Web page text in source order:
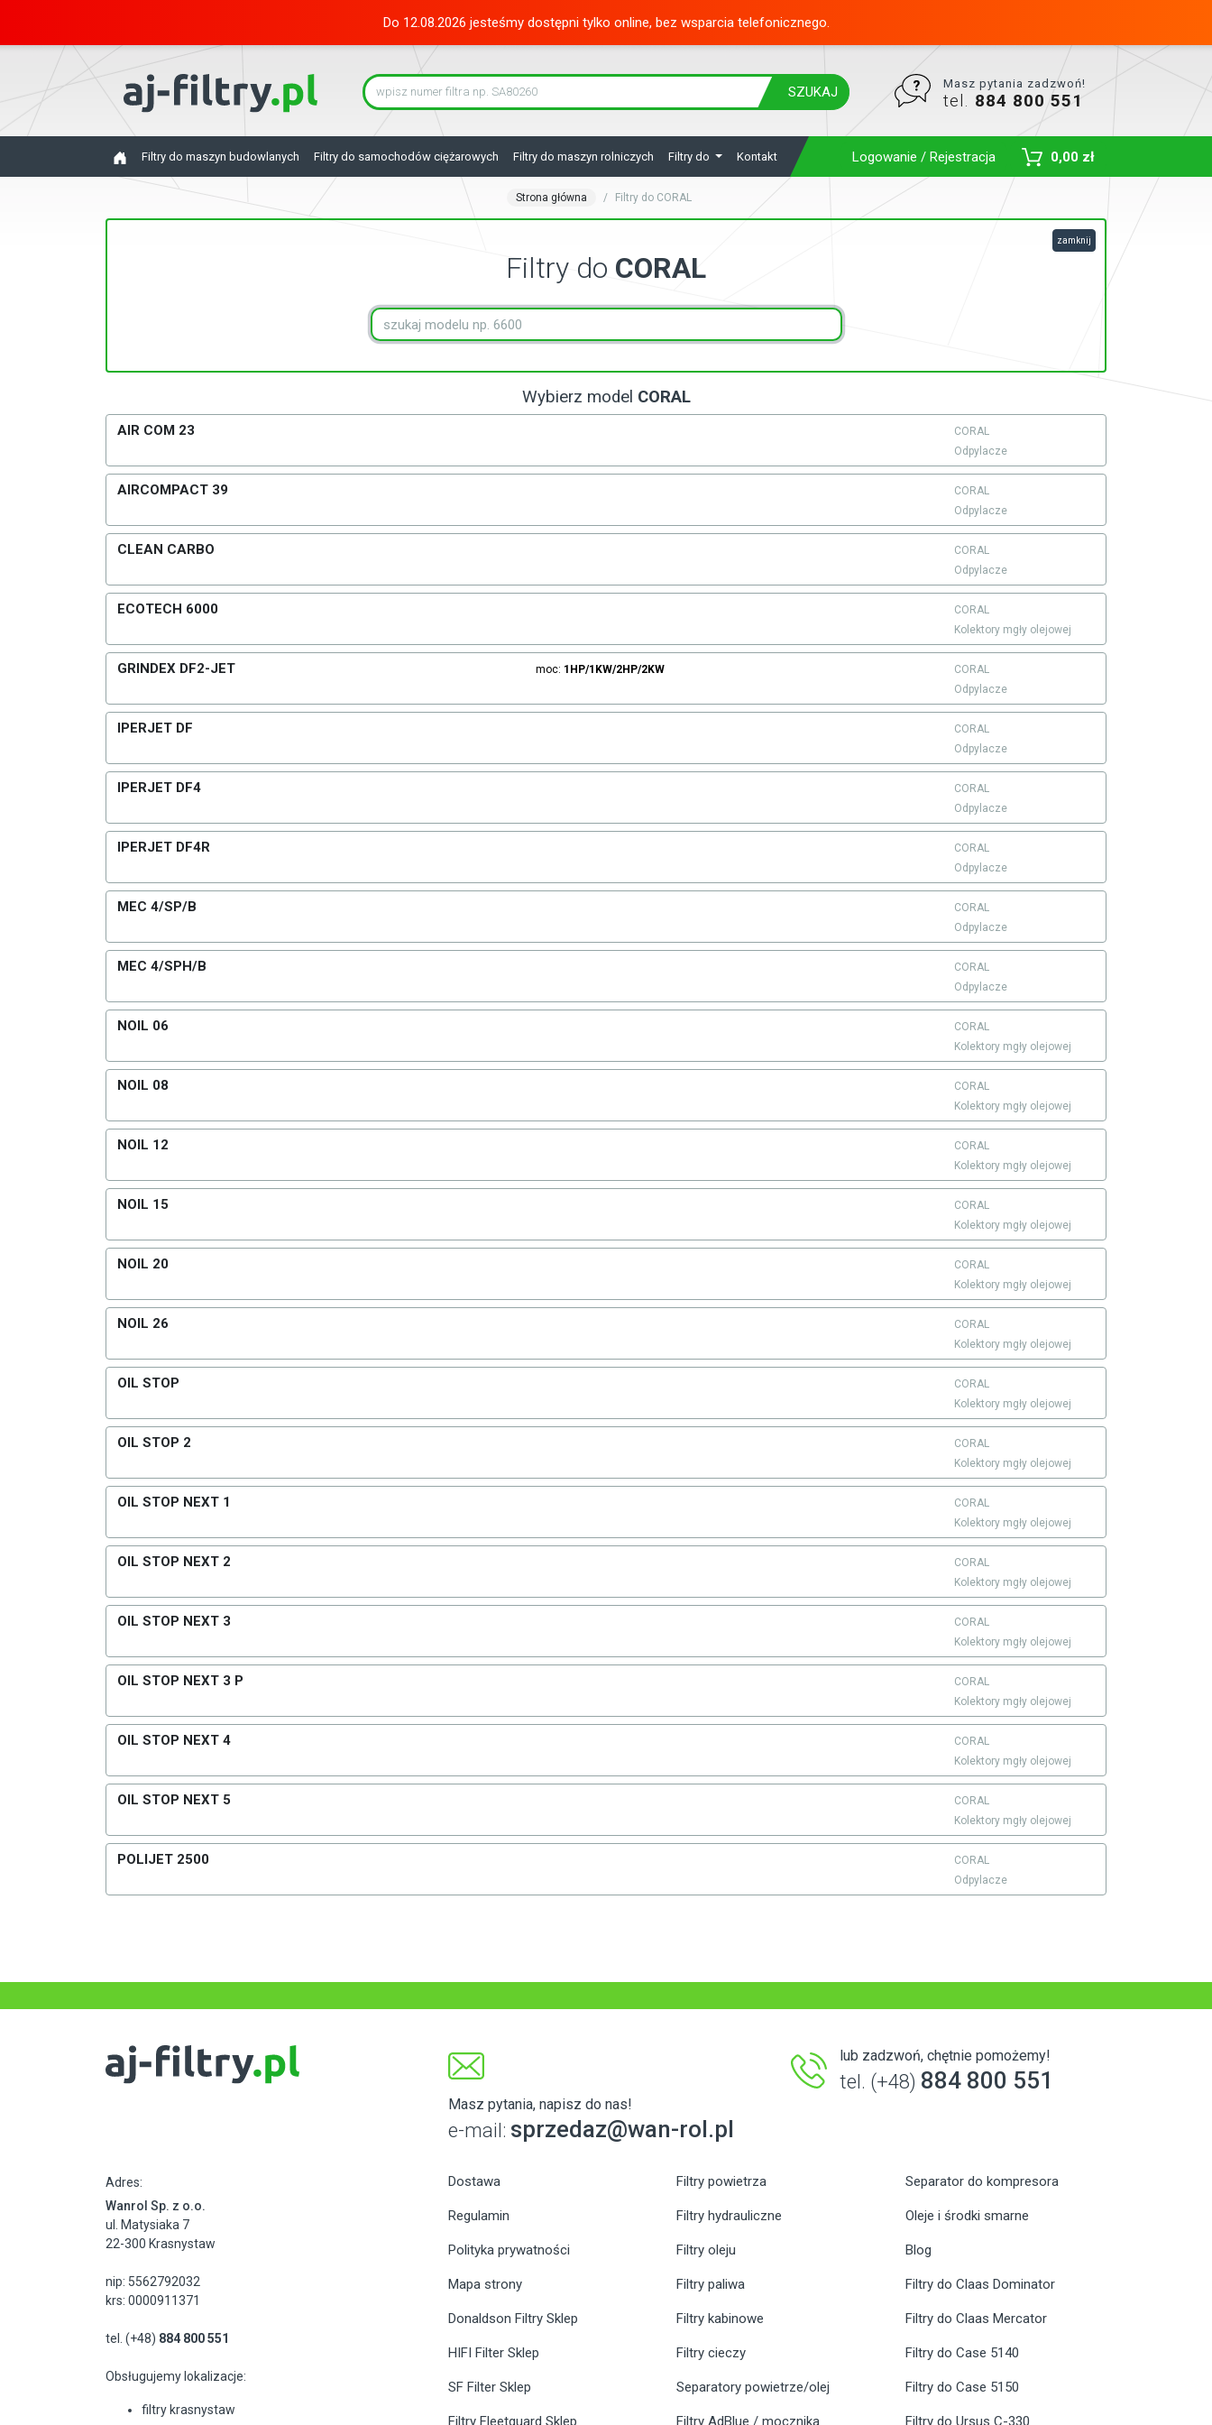
Do 12.08.2026 jesteśmy dostępni tylko online, bez wsparcia telefonicznego.
SZUKAJ
Masz pytania zadzwoń!
tel. 884 800 551
Filtry do maszyn budowlanych Filtry do samochodów ciężarowych Filtry do maszyn rolniczych Filtry do Kontakt Logowanie / Rejestracja 0,00 zł
Strona główna Filtry do CORAL
Filtry do CORAL
zamknij
Wybierz model CORAL
AIR COM 23
CORAL
Odpylacze
AIRCOMPACT 39
CORAL
Odpylacze
CLEAN CARBO
CORAL
Odpylacze
ECOTECH 6000
CORAL
Kolektory mgły olejowej
GRINDEX DF2-JET moc: 1HP/1KW/2HP/2KW
CORAL
Odpylacze
IPERJET DF
CORAL
Odpylacze
IPERJET DF4
CORAL
Odpylacze
IPERJET DF4R
CORAL
Odpylacze
MEC 4/SP/B
CORAL
Odpylacze
MEC 4/SPH/B
CORAL
Odpylacze
NOIL 06
CORAL
Kolektory mgły olejowej
NOIL 08
CORAL
Kolektory mgły olejowej
NOIL 12
CORAL
Kolektory mgły olejowej
NOIL 15
CORAL
Kolektory mgły olejowej
NOIL 20
CORAL
Kolektory mgły olejowej
NOIL 26
CORAL
Kolektory mgły olejowej
OIL STOP
CORAL
Kolektory mgły olejowej
OIL STOP 2
CORAL
Kolektory mgły olejowej
OIL STOP NEXT 1
CORAL
Kolektory mgły olejowej
OIL STOP NEXT 2
CORAL
Kolektory mgły olejowej
OIL STOP NEXT 3
CORAL
Kolektory mgły olejowej
OIL STOP NEXT 3 P
CORAL
Kolektory mgły olejowej
OIL STOP NEXT 4
CORAL
Kolektory mgły olejowej
OIL STOP NEXT 5
CORAL
Kolektory mgły olejowej
POLIJET 2500
CORAL
Odpylacze
Masz pytania, napisz do nas!
e-mail: sprzedaz@wan-rol.pl
lub zadzwoń, chętnie pomożemy!
tel. (+48) 884 800 551
Adres:
Wanrol Sp. z o.o.
ul. Matysiaka 7
22-300 Krasnystaw
nip: 5562792032
krs: 0000911371
tel. (+48) 884 800 551
Obsługujemy lokalizacje:
filtry krasnystaw
Dostawa
Regulamin
Polityka prywatności
Mapa strony
Donaldson Filtry Sklep
HIFI Filter Sklep
SF Filter Sklep
Filtry Fleetguard Sklep
Filtry powietrza
Filtry hydrauliczne
Filtry oleju
Filtry paliwa
Filtry kabinowe
Filtry cieczy
Separatory powietrze/olej
Filtry AdBlue / mocznika
Separator do kompresora
Oleje i środki smarne
Blog
Filtry do Claas Dominator
Filtry do Claas Mercator
Filtry do Case 5140
Filtry do Case 5150
Filtry do Ursus C-330